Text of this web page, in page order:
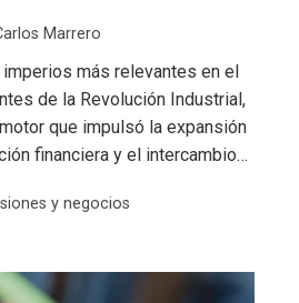
Marrero
más relevantes en el
de la Revolución Industrial,
que impulsó la expansión
financiera y el intercambio…
y negocios